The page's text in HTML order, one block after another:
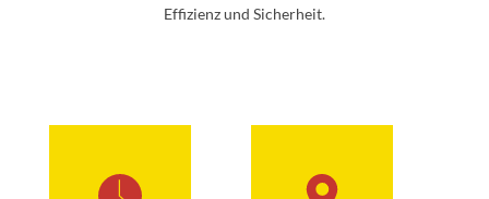
Effizienz und Sicherheit.